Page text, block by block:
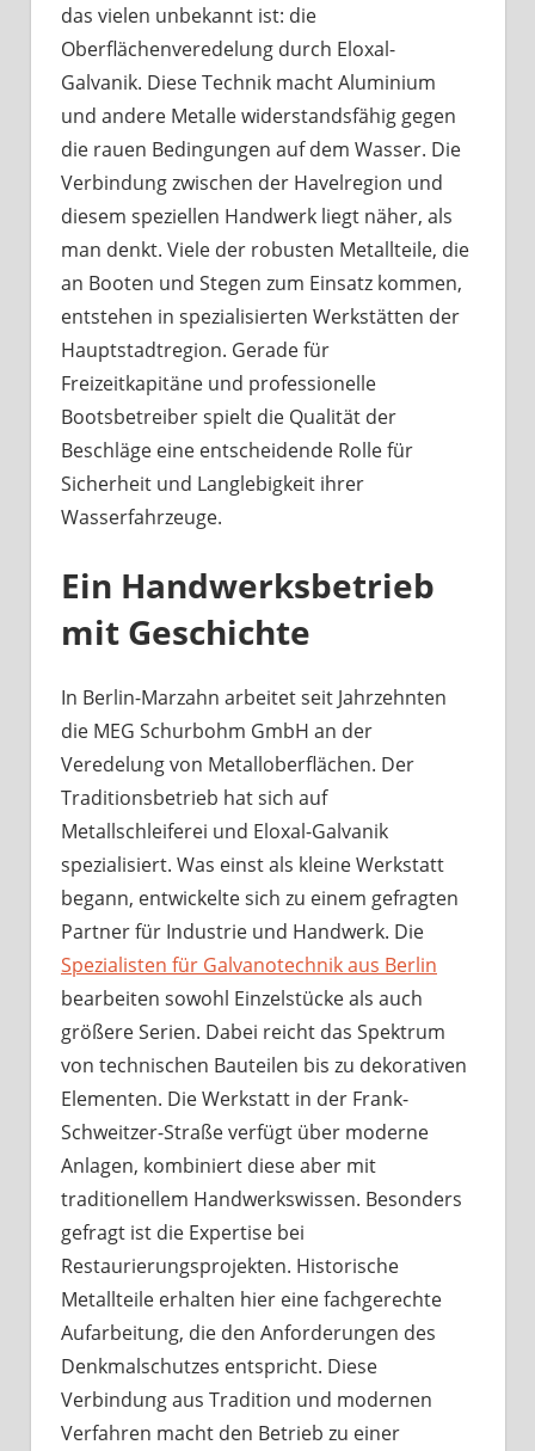
das vielen unbekannt ist: die
Oberflächenveredelung durch Eloxal-
Galvanik. Diese Technik macht Aluminium
und andere Metalle widerstandsfähig gegen
die rauen Bedingungen auf dem Wasser. Die
Verbindung zwischen der Havelregion und
diesem speziellen Handwerk liegt näher, als
man denkt. Viele der robusten Metallteile, die
an Booten und Stegen zum Einsatz kommen,
entstehen in spezialisierten Werkstätten der
Hauptstadtregion. Gerade für
Freizeitkapitäne und professionelle
Bootsbetreiber spielt die Qualität der
Beschläge eine entscheidende Rolle für
Sicherheit und Langlebigkeit ihrer
Wasserfahrzeuge.
Ein Handwerksbetrieb
mit Geschichte
In Berlin-Marzahn arbeitet seit Jahrzehnten
die MEG Schurbohm GmbH an der
Veredelung von Metalloberflächen. Der
Traditionsbetrieb hat sich auf
Metallschleiferei und Eloxal-Galvanik
spezialisiert. Was einst als kleine Werkstatt
begann, entwickelte sich zu einem gefragten
Partner für Industrie und Handwerk. Die
Spezialisten für Galvanotechnik aus Berlin
bearbeiten sowohl Einzelstücke als auch
größere Serien. Dabei reicht das Spektrum
von technischen Bauteilen bis zu dekorativen
Elementen. Die Werkstatt in der Frank-
Schweitzer-Straße verfügt über moderne
Anlagen, kombiniert diese aber mit
traditionellem Handwerkswissen. Besonders
gefragt ist die Expertise bei
Restaurierungsprojekten. Historische
Metallteile erhalten hier eine fachgerechte
Aufarbeitung, die den Anforderungen des
Denkmalschutzes entspricht. Diese
Verbindung aus Tradition und modernen
Verfahren macht den Betrieb zu einer